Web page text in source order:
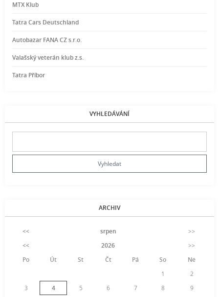
MTX Klub
Tatra Cars Deutschland
Autobazar FANA CZ s.r.o.
Valašský veterán klub z.s.
Tatra Příbor
VYHLEDÁVÁNÍ
ARCHIV
<< srpen
>>
<<
2026
>>
Po
Út St Čt Pá So
Ne
1
2
3
4 5 6 7 8
9